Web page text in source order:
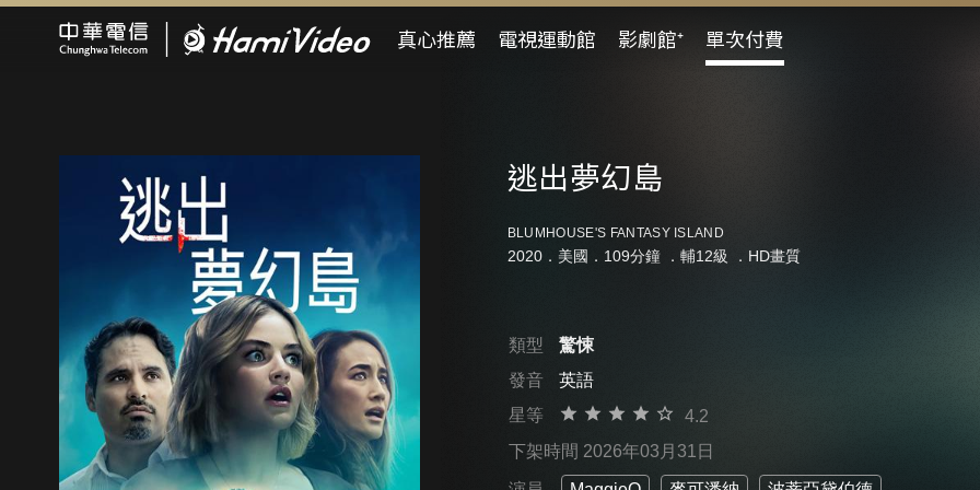
真心推薦 電視運動館 影劇館⁺ 單次付費
逃出夢幻島
BLUMHOUSE'S FANTASY ISLAND
2020．美國．109分鐘 ． 輔12級 ．HD畫質
類型
驚悚
發音
英語
星等
4.2
下架時間 2026年03月31日